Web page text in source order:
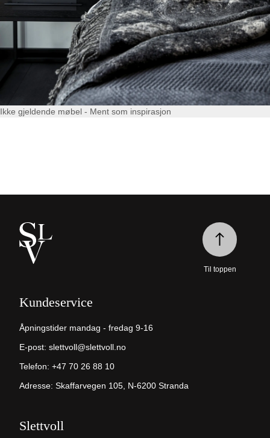
Ikke gjeldende møbel - Ment som inspirasjon
Kundeservice
Åpningstider mandag - fredag 9-16
E-post: slettvoll@slettvoll.no
Telefon: +47 70 26 88 10
Adresse: Skaffarvegen 105, N-6200 Stranda
Slettvoll
Til toppen